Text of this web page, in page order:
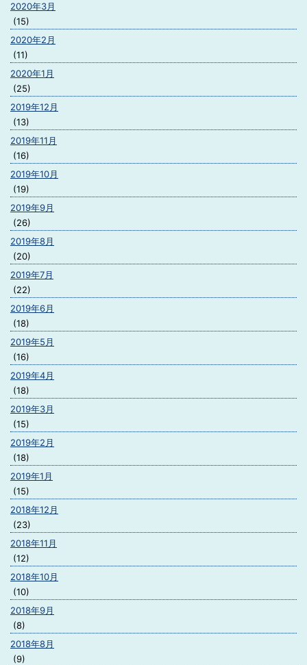
2020年3月
(15)
2020年2月
(11)
2020年1月
(25)
2019年12月
(13)
2019年11月
(16)
2019年10月
(19)
2019年9月
(26)
2019年8月
(20)
2019年7月
(22)
2019年6月
(18)
2019年5月
(16)
2019年4月
(18)
2019年3月
(15)
2019年2月
(18)
2019年1月
(15)
2018年12月
(23)
2018年11月
(12)
2018年10月
(10)
2018年9月
(8)
2018年8月
(9)